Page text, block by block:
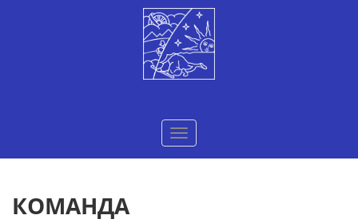
Меню
КОМАНДА